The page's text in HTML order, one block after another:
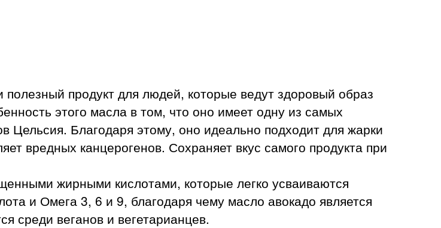
продукт для людей, которые ведут здоровый образ
этого масла в том, что оно имеет одну из самых
Цельсия. Благодаря этому, оно идеально подходит для жарки
вредных канцерогенов. Сохраняет вкус самого продукта при
жирными кислотами, которые легко усваиваются
и Омега 3, 6 и 9, благодаря чему масло авокадо является
среди веганов и вегетарианцев.